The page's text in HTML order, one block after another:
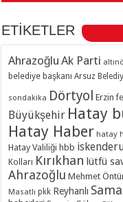
ETİKETLER
Ahrazoğlu Ak Parti
belediye başkanı Arsuz
sondakika Dörtyol Erzin
Büyükşehir Hatay
Hatay Haber hatay
Hatay Valiliği hbb
Kolları Kırıkhan lütfü
Ahrazoğlu Mehmet
Masatlı pkk Reyhanlı